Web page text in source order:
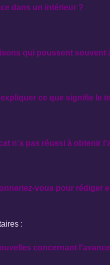
dans un intérieur ?
qui poussent souvent
ce que signifie le
n'a pas réussi à obtenir
vous pour rédiger
:
concernant